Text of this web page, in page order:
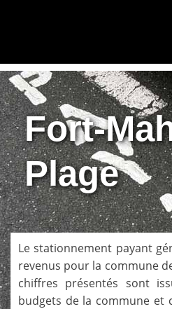
Fort-
Plage
Le stationnement payant
revenus pour la commune
chiffres présentés sont
budgets de la commune et